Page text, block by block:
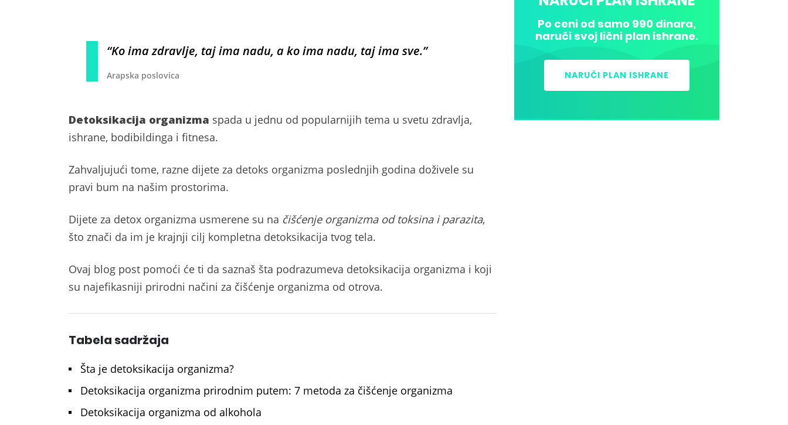
“Ko ima zdravlje, taj ima nadu, a ko ima nadu, taj ima sve.”
Arapska poslovica
Detoksikacija organizma spada u jednu od popularnijih tema u svetu zdravlja,
ishrane, bodibildinga i fitnesa.
Zahvaljujući tome, razne dijete za detoks organizma poslednjih godina doživele su
pravi bum na našim prostorima.
Dijete za detox organizma usmerene su na čišćenje organizma od toksina i parazita,
što znači da im je krajnji cilj kompletna detoksikacija tvog tela.
Ovaj blog post pomoći će ti da saznaš šta podrazumeva detoksikacija organizma i koji
su najefikasniji prirodni načini za čišćenje organizma od otrova.
Tabela sadržaja
Šta je detoksikacija organizma?
Detoksikacija organizma prirodnim putem: 7 metoda za čišćenje organizma
Detoksikacija organizma od alkohola
Po ceni od samo 990 dinara,
naruči svoj lični plan ishrane.
NARUČI PLAN ISHRANE